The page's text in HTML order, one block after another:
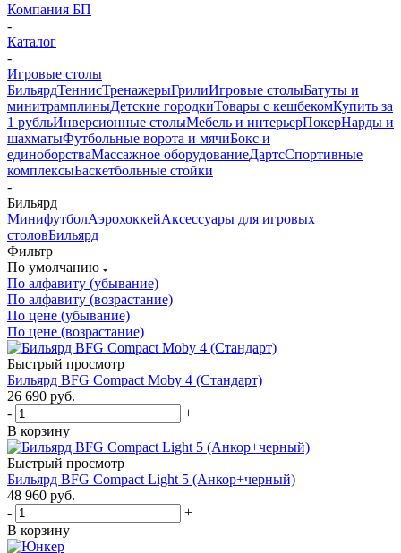
Компания БП
-
Каталог
-
Игровые столы
БильярдТеннисТренажерыГрилиИгровые столыБатуты и
минитрамплиныДетские городкиТовары с кешбекомКупить за
1 рубльИнверсионные столыМебель и интерьерПокерНарды и
шахматыФутбольные ворота и мячиБокс и
единоборстваМассажное оборудованиеДартсСпортивные
комплексыБаскетбольные стойки
-
Бильяpд
МинифутболАэрохоккейАксессуары для игровых
столовБильяpд
Фильтр
По умолчанию
По алфавиту (убывание)
По алфавиту (возрастание)
По цене (убывание)
По цене (возрастание)
Быстрый просмотр
Бильярд BFG Compact Moby 4 (Стандарт)
26 690 руб.
-
+
В корзину
Быстрый просмотр
Бильярд BFG Compact Light 5 (Анкор+черный)
48 960 руб.
-
+
В корзину